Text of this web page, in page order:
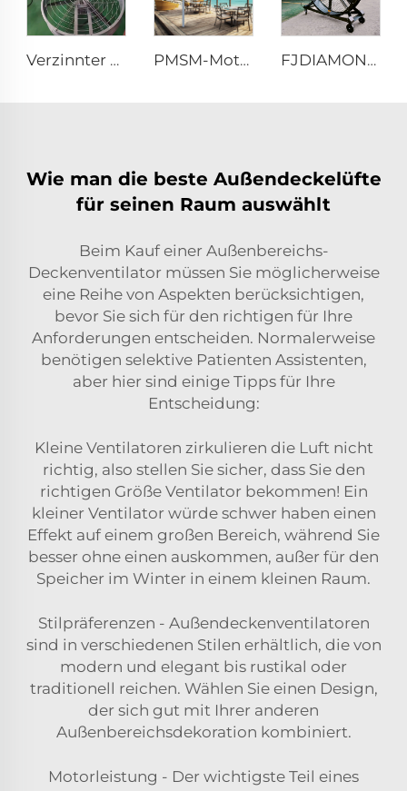
Verzinnter Rahmen, Aluminiumflügel, großer Luftdurchsatz, hohe Geschwindigkeit, 950mm runder Kuhstallventilator PMSM-Motor 16ft 5m Belüftung großer stehender Säulenlufthansa montierter Deckenventilator, Stangenschaltventilator FJDIAMOND Ventilator WIFI Handy-Steuerung 1,5m 2m 80-Zoll Beweglicher leiser Pedestalventilator 2000mm Aluminium-Stehfußbodengymventilator
Wie man die beste Außendeckelüfte
für seinen Raum auswählt
Beim Kauf einer Außenbereichs-
Deckenventilator müssen Sie möglicherweise
eine Reihe von Aspekten berücksichtigen,
bevor Sie sich für den richtigen für Ihre
Anforderungen entscheiden. Normalerweise
benötigen selektive Patienten Assistenten,
aber hier sind einige Tipps für Ihre
Entscheidung:
Kleine Ventilatoren zirkulieren die Luft nicht
richtig, also stellen Sie sicher, dass Sie den
richtigen Größe Ventilator bekommen! Ein
kleiner Ventilator würde schwer haben einen
Effekt auf einem großen Bereich, während Sie
besser ohne einen auskommen, außer für den
Speicher im Winter in einem kleinen Raum.
Stilpräferenzen - Außendeckenventilatoren
sind in verschiedenen Stilen erhältlich, die von
modern und elegant bis rustikal oder
traditionell reichen. Wählen Sie einen Design,
der sich gut mit Ihrer anderen
Außenbereichsdekoration kombiniert.
Motorleistung - Der wichtigste Teil eines